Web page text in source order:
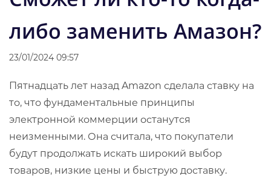
либо заменить Амазон?
23/01/2024 09:57
Пятнадцать лет назад Amazon сделала ставку на
то, что фундаментальные принципы
электронной коммерции останутся
неизменными. Она считала, что покупатели
будут продолжать искать широкий выбор
товаров, низкие цены и быструю доставку.